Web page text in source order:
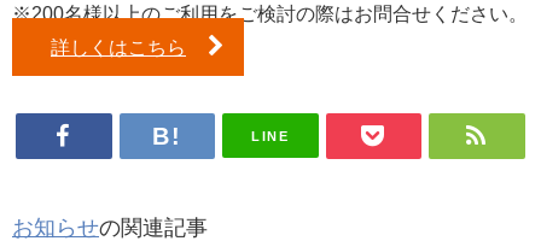
※200名様以上のご利用をご検討の際はお問合せください。
詳しくはこちら
LINE
お知らせの関連記事